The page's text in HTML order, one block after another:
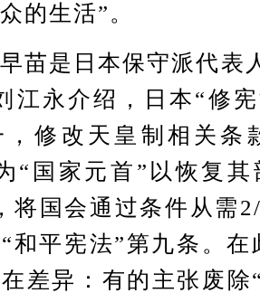
的生活”。
是日本保守派代表
江永介绍，日本“修
，修改天皇制相关条
“国家元首”以恢复
将国会通过条件从需
和平宪法”第九条。
差异：有的主张废除